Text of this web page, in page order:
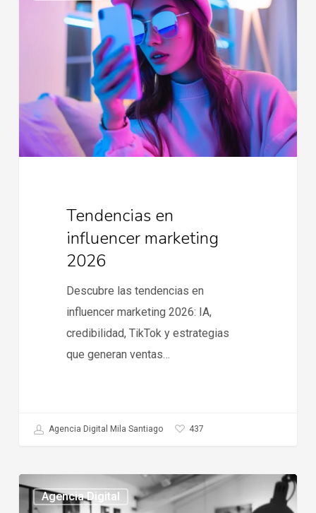
influencer
Tendencias en
influencer marketing
2026
Descubre las tendencias en
influencer marketing 2026: IA,
credibilidad, TikTok y estrategias
que generan ventas…
Agencia Digital Mila Santiago 437
Agencia Digital
Mejores
agencias